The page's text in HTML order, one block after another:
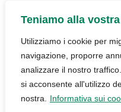
Teniamo alla
Utilizziamo i cookie per
navigazione, proporre
analizzare il nostro
si acconsente all'utilizzo
nostra.
Informativa sui